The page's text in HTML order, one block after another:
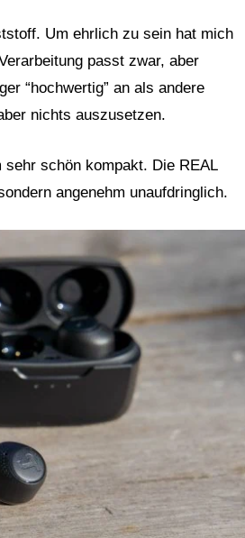
Um ehrlich zu sein hat mich
passt zwar, aber
“hochwertig” an als andere
nichts auszusetzen.
schön kompakt. Die REAL
angenehm unaufdringlich.